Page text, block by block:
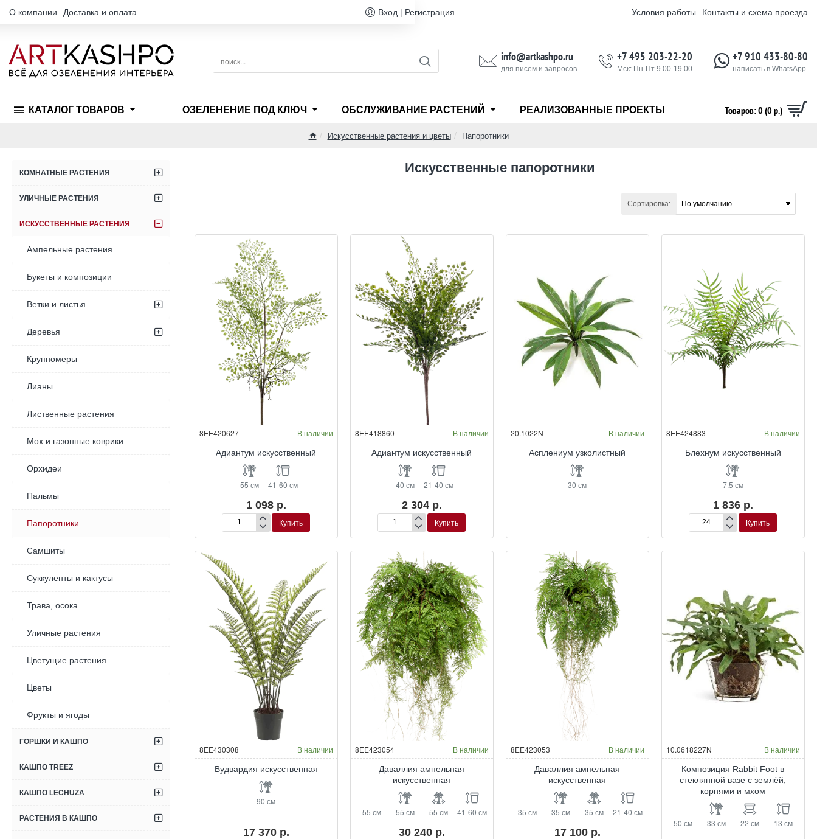
О компании Доставка и оплата Вход | Регистрация Условия работы Контакты и схема проезда
поиск...
info@artkashpo.ru
для писем и запросов
+7 495 203-22-20
Мск: Пн-Пт 9.00-19.00
+7 910 433-80-80
написать в WhatsApp
КАТАЛОГ ТОВАРОВ ОЗЕЛЕНЕНИЕ ПОД КЛЮЧ ОБСЛУЖИВАНИЕ РАСТЕНИЙ РЕАЛИЗОВАННЫЕ ПРОЕКТЫ Товаров: 0 (0 р.)
Искусственные растения и цветы Папоротники
КОМНАТНЫЕ РАСТЕНИЯ
УЛИЧНЫЕ РАСТЕНИЯ
ИСКУССТВЕННЫЕ РАСТЕНИЯ
Ампельные растения
Букеты и композиции
Ветки и листья
Деревья
Крупномеры
Лианы
Лиственные растения
Мох и газонные коврики
Орхидеи
Пальмы
Папоротники
Самшиты
Суккуленты и кактусы
Трава, осока
Уличные растения
Цветущие растения
Цветы
Фрукты и ягоды
ГОРШКИ И КАШПО
КАШПО TREEZ
КАШПО LECHUZA
РАСТЕНИЯ В КАШПО
Искусственные папоротники
Сортировка:
8EE420627 В наличии
Адиантум искусственный
55 см 41-60 см
1 098 р.
Адиантум
искусственный
Купить
8EE418860 В наличии
Адиантум искусственный
40 см 21-40 см
2 304 р.
Адиантум
искусственный
Купить
20.1022N В наличии
Асплениум узколистный
30 см
8EE424883 В наличии
Блехнум искусственный
7.5 см
1 836 р.
Блехнум
искусственный
Купить
8EE430308 В наличии
Вудвардия искусственная
90 см
17 370 р.
8EE423054 В наличии
Даваллия ампельная
искусственная
55 см 55 см 55 см 41-60 см
30 240 р.
8EE423053 В наличии
Даваллия ампельная
искусственная
35 см 35 см 35 см 21-40 см
17 100 р.
10.0618227N В наличии
Композиция Rabbit Foot в
стеклянной вазе с землёй,
корнями и мхом
50 см 33 см 22 см 13 см